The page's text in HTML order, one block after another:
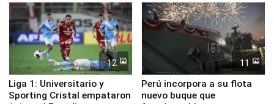
12
Liga 1: Universitario y
Sporting Cristal empataron
11
Perú incorpora a su flota
nuevo buque que